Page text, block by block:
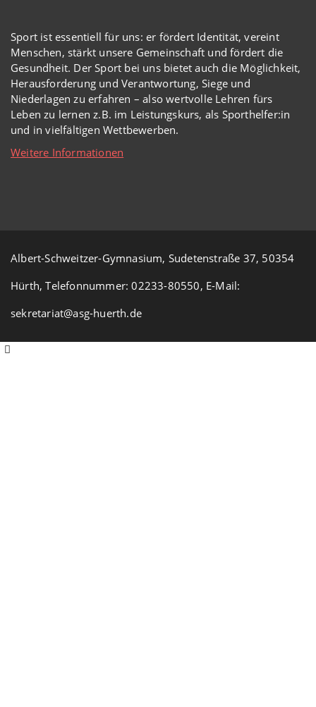
Sport ist essentiell für uns: er fördert Identität, vereint
Menschen, stärkt unsere Gemeinschaft und fördert die
Gesundheit. Der Sport bei uns bietet auch die Möglichkeit,
Herausforderung und Verantwortung, Siege und
Niederlagen zu erfahren – also wertvolle Lehren fürs
Leben zu lernen z.B. im Leistungskurs, als Sporthelfer:in
und in vielfältigen Wettbewerben.
Weitere Informationen
Albert-Schweitzer-Gymnasium, Sudetenstraße 37, 50354
Hürth, Telefonnummer: 02233-80550, E-Mail:
sekretariat@asg-huerth.de